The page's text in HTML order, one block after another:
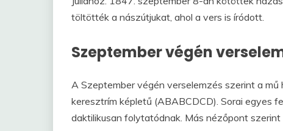
töltötték a nászútjukat, ahol a vers is íródott.
Szeptember végén
A Szeptember végén verselemzés szerint a
keresztrím képletű (ABABCDCD). Sorai egyes
daktilikusan folytatódnak. Más nézőpont szerint